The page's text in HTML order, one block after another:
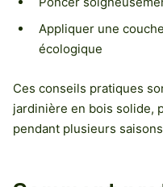
Appliquer une
écologique
Ces conseils pratiques
jardinière en bois solide,
pendant plusieurs